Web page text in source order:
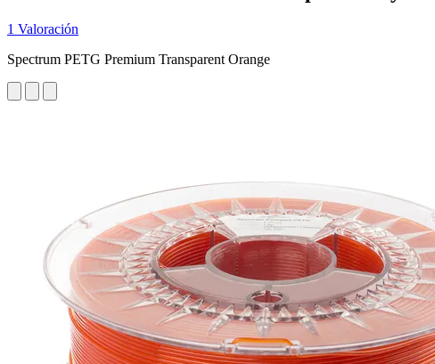
1 Valoración
Spectrum PETG Premium Transparent Orange